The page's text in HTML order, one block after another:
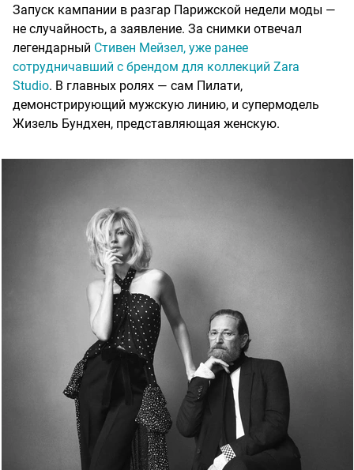
Запуск кампании в разгар Парижской недели моды —
не случайность, а заявление. За снимки отвечал
легендарный Стивен Мейзел, уже ранее
сотрудничавший с брендом для коллекций Zara
Studio. В главных ролях — сам Пилати,
демонстрирующий мужскую линию, и супермодель
Жизель Бундхен, представляющая женскую.